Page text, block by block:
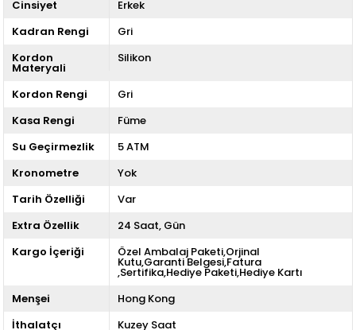
Cinsiyet
Erkek
Kadran Rengi
Gri
Kordon
Materyali
Silikon
Kordon Rengi
Gri
Kasa Rengi
Füme
Su Geçirmezlik
5 ATM
Kronometre
Yok
Tarih Özelliği
Var
Extra Özellik
24 Saat Gün
Kargo İçeriği
Özel Ambalaj Paketi,Orjinal
Kutu,Garanti Belgesi,Fatura
,Sertifika,Hediye Paketi,Hediye Kartı
Menşei
Hong Kong
İthalatçı
Kuzey Saat